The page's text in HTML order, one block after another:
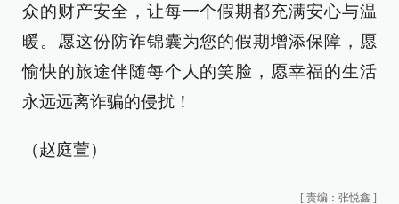
众的财产安全，让每一个假期都充满安心与温
暖。愿这份防诈锦囊为您的假期增添保障，愿
愉快的旅途伴随每个人的笑脸，愿幸福的生活
永远远离诈骗的侵扰！
（赵庭萱）
[ 责编：张悦鑫 ]